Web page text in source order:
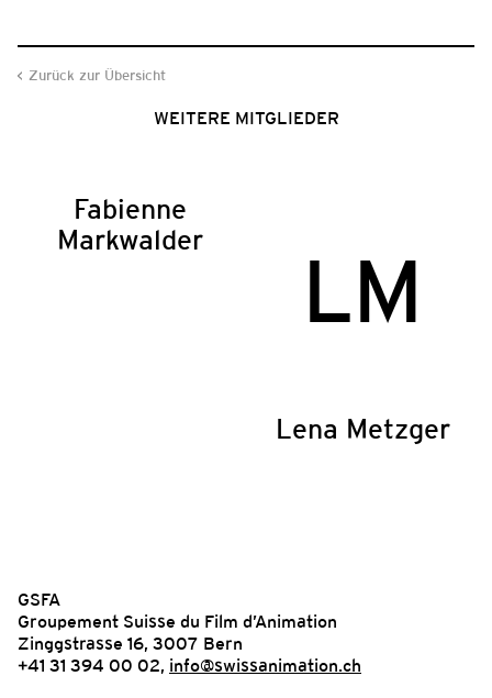
Zurück zur Übersicht
WEITERE MITGLIEDER
Fabienne
Markwalder
LM
Lena Metzger
GSFA
Groupement Suisse du Film d’Animation
Zinggstrasse 16, 3007 Bern
+41 31 394 00 02, info@swissanimation.ch